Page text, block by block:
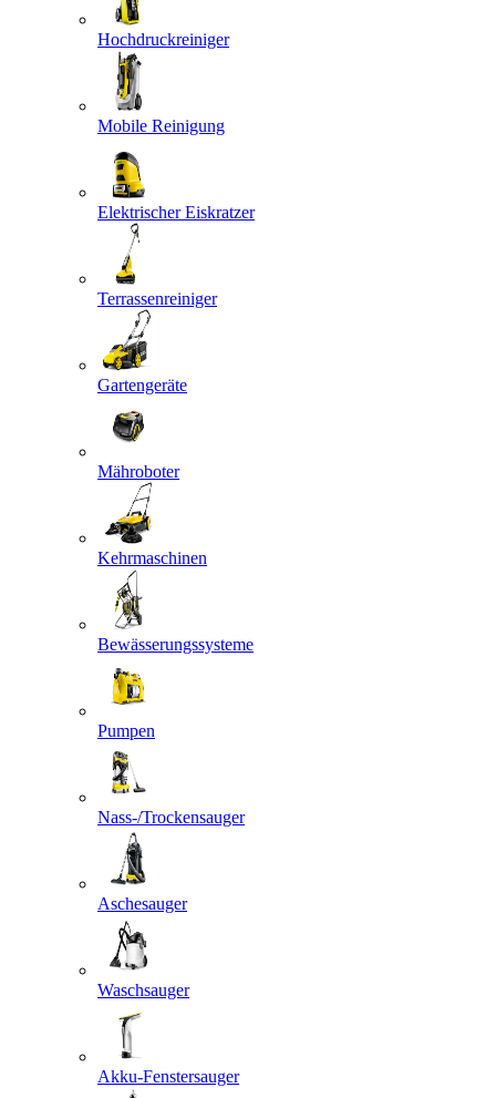
Hochdruckreiniger
Mobile Reinigung
Elektrischer Eiskratzer
Terrassenreiniger
Gartengeräte
Mähroboter
Kehrmaschinen
Bewässerungssysteme
Pumpen
Nass-/Trockensauger
Aschesauger
Waschsauger
Akku-Fenstersauger